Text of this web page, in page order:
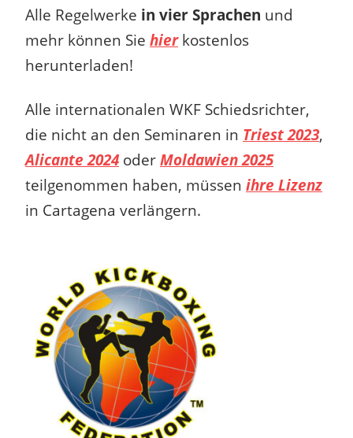
Alle Regelwerke in vier Sprachen und
mehr können Sie hierkostenlos
herunterladen!
Alle internationalen WKF Schiedsrichter,
die nicht an den Seminaren in Triest 2023,
Alicante 2024oder Moldawien 2025
teilgenommen haben, müssen ihre Lizenz
in Cartagena verlängern.